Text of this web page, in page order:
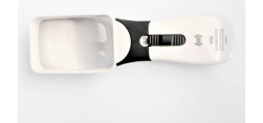
Leuchtlupe ERGO-Lux i mobil 10 D
Komplett 4500K Mobile